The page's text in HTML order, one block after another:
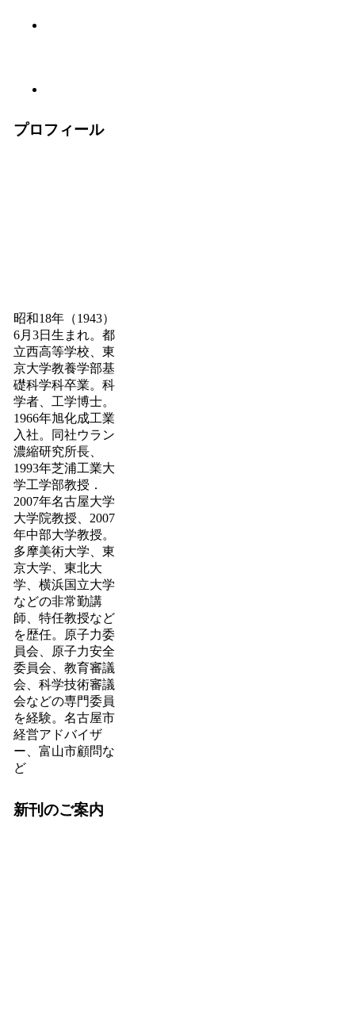
プロフィール
昭和18年（1943）
6月3日生まれ。都
立西高等学校、東
京大学教養学部基
礎科学科卒業。科
学者、工学博士。
1966年旭化成工業
入社。同社ウラン
濃縮研究所長、
1993年芝浦工業大
学工学部教授．
2007年名古屋大学
大学院教授、2007
年中部大学教授。
多摩美術大学、東
京大学、東北大
学、横浜国立大学
などの非常勤講
師、特任教授など
を歴任。原子力委
員会、原子力安全
委員会、教育審議
会、科学技術審議
会などの専門委員
を経験。名古屋市
経営アドバイザ
ー、富山市顧問な
ど
新刊のご案内